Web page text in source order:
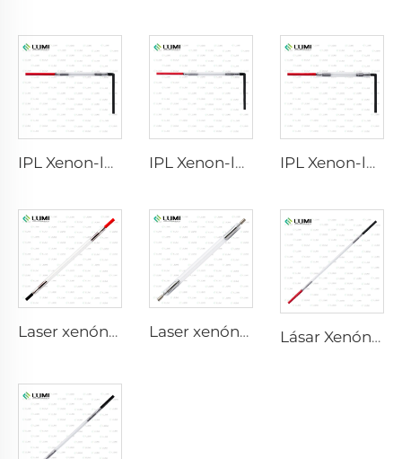
IPL Xenon-lampa P1421 – 7×45×90 mm IPL Xenon-lampa P1621 – 7×50×105 mm IPL Xenon-lampa P1491 – 9×45×95 mm
Laser xenónlampa L2741 – 7×100×167 mm Laser xenónlampa L2851 – 5×105×175 mm Lásar Xenón-lampa L2851-5×105×175 mm